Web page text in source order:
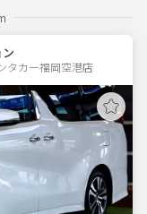
タカー福岡空港店